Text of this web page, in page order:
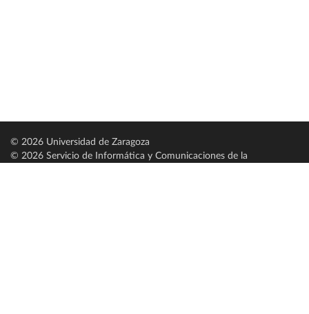
© 2026 Universidad de Zaragoza
© 2026 Servicio de Informática y Comunicaciones de la